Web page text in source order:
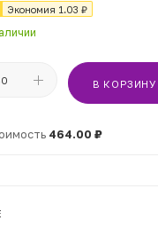
Экономия 1.03 ₽
В КОРЗИНУ
464.00 ₽